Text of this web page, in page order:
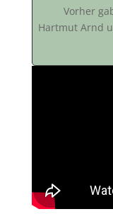
Vorher
Hartmut Arnd